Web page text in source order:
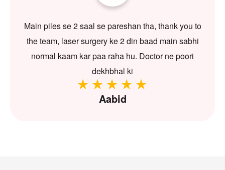
Main piles se 2 saal se pareshan tha, thank you to
the team, laser surgery ke 2 din baad main sabhi
normal kaam kar paa raha hu. Doctor ne poori
dekhbhal ki
Aabid